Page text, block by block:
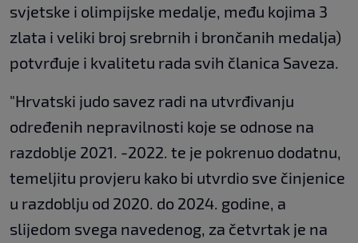
svjetske i olimpijske medalje, među kojima 3
zlata i veliki broj srebrnih i brončanih medalja)
potvrđuje i kvalitetu rada svih članica Saveza.
"Hrvatski judo savez radi na utvrđivanju
određenih nepravilnosti koje se odnose na
razdoblje 2021. -2022. te je pokrenuo dodatnu,
temeljitu provjeru kako bi utvrdio sve činjenice
u razdoblju od 2020. do 2024. godine, a
slijedom svega navedenog, za četvrtak je na